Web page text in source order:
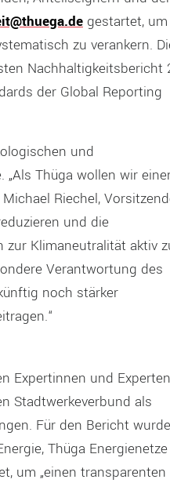
gestartet, um
zu verankern.
Nachhaltigkeitsbericht
der Global Reporting
und
Thüga wollen wir
Riechel,
und die
Klimaneutralität aktiv
Verantwortung des
noch stärker
Expertinnen und Experten
Stadtwerkeverbund als
Für den Bericht
Thüga
um „einen transparenten